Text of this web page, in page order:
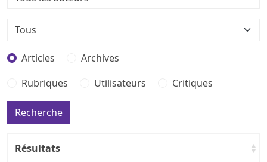
Articles
Archives
Rubriques
Utilisateurs Critiques
Résultats